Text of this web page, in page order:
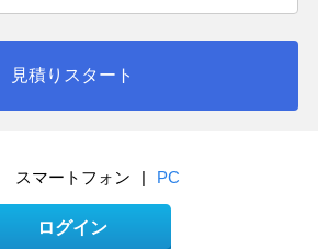
見積りスタート
スマートフォン | PC
ログイン